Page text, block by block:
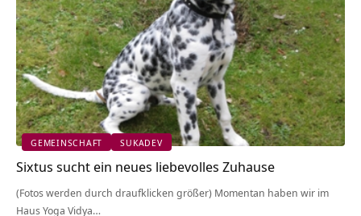
GEMEINSCHAFT SUKADEV
Sixtus sucht ein neues liebevolles Zuhause
(Fotos werden durch draufklicken größer) Momentan haben wir im
Haus Yoga Vidya…